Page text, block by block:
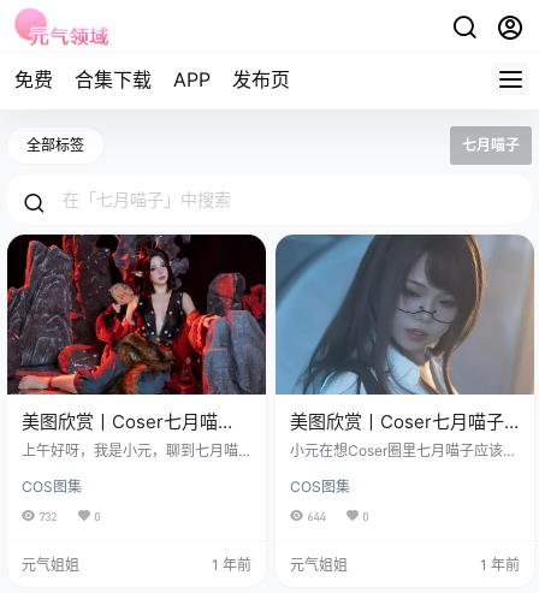
免费 合集下载 APP 发布页
全部标签 七月喵子
美图欣赏丨Coser七月喵
子:NO.50-萍萍 [80P-1.11GB]
上午好呀，我是小元，聊到七月喵
她的作品，总能让人感受到那种不
张扬却又充满灵气的独特气质。 图
觉得平平无奇，但当你真z打开，看
COS图集
732 0
元气姐姐 1 年前
美图欣赏丨Coser七月喵子-
眼镜娘1号[21P-91MB]
小元在想Coser圈里七月喵子应该是
直就是“颜值与才华齐飞”的代名词，
既有让人舔屏的外貌，又有把角色c
她不是那种只会摆pose的花瓶，而
COS图集
644 0
元气姐姐 1 年前